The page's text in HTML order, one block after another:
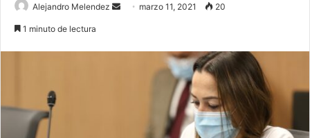
Alejandro Melendez
Send marzo 11, 2021 20
1 minuto de lectura